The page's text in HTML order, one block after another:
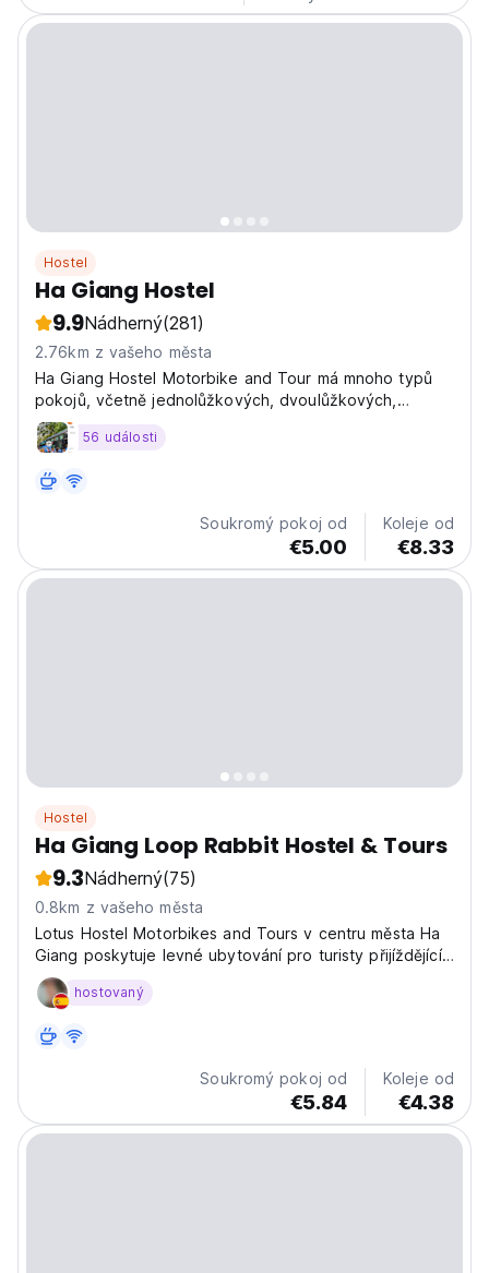
Hostel
Ha Giang Hostel
9.9Nádherný(281)
2.76km z vašeho města
Ha Giang Hostel Motorbike and Tour má mnoho typů
pokojů, včetně jednolůžkových, dvoulůžkových,
třílůžkových a kolejních.
56 události
Soukromý pokoj od
€5.00
Koleje od
€8.33
Hostel
Ha Giang Loop Rabbit Hostel & Tours
9.3Nádherný(75)
0.8km z vašeho města
Lotus Hostel Motorbikes and Tours v centru města Ha
Giang poskytuje levné ubytování pro turisty přijíždějící
do Ha Giang. Máme cestovní servis.
hostovaný
Soukromý pokoj od
€5.84
Koleje od
€4.38